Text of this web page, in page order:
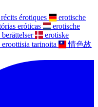
récits érotiques
erotische
eróticas
erotische
erotiske
eroottisia tarinoita
情色故